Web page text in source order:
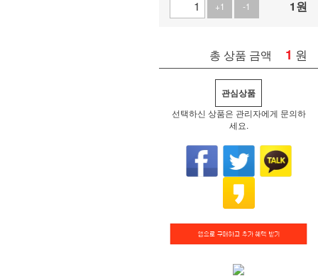
+1
-1 1원
총 상품 금액 1 원
관심상품
선택하신 상품은 관리자에게 문의하
세요.